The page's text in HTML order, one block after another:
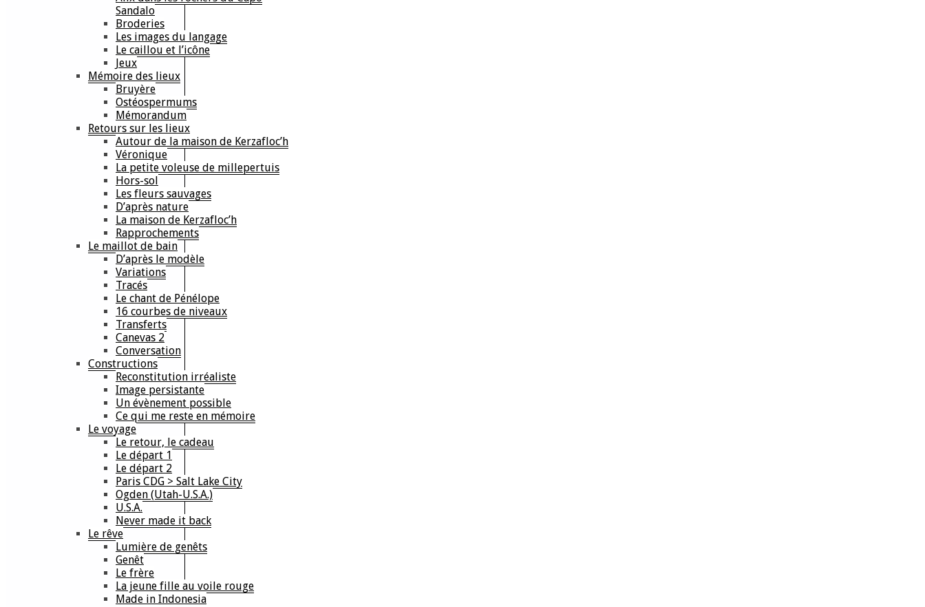
Sandalo
Broderies
Les images du langage
Le caillou et l’icône
Jeux
Mémoire des lieux
Bruyère
Ostéospermums
Mémorandum
Retours sur les lieux
Autour de la maison de Kerzafloc’h
Véronique
La petite voleuse de millepertuis
Hors-sol
Les fleurs sauvages
D’après nature
La maison de Kerzafloc’h
Rapprochements
Le maillot de bain
D’après le modèle
Variations
Tracés
Le chant de Pénélope
16 courbes de niveaux
Transferts
Canevas 2
Conversation
Constructions
Reconstitution irréaliste
Image persistante
Un évènement possible
Ce qui me reste en mémoire
Le voyage
Le retour, le cadeau
Le départ 1
Le départ 2
Paris CDG > Salt Lake City
Ogden (Utah-U.S.A.)
U.S.A.
Never made it back
Le rêve
Lumière de genêts
Genêt
Le frère
La jeune fille au voile rouge
Made in Indonesia